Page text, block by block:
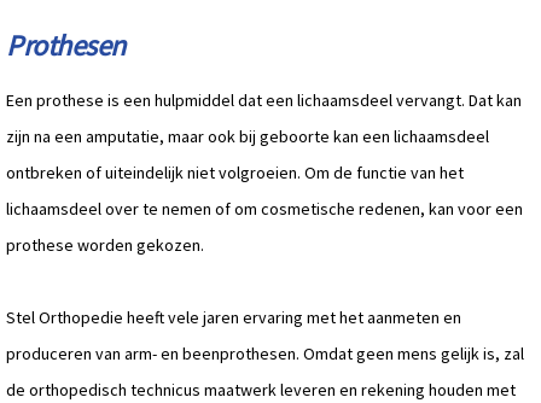
Prothesen
Een prothese is een hulpmiddel dat een lichaamsdeel vervangt. Dat kan
zijn na een amputatie, maar ook bij geboorte kan een lichaamsdeel
ontbreken of uiteindelijk niet volgroeien. Om de functie van het
lichaamsdeel over te nemen of om cosmetische redenen, kan voor een
prothese worden gekozen.
Stel Orthopedie heeft vele jaren ervaring met het aanmeten en
produceren van arm- en beenprothesen. Omdat geen mens gelijk is, zal
de orthopedisch technicus maatwerk leveren en rekening houden met